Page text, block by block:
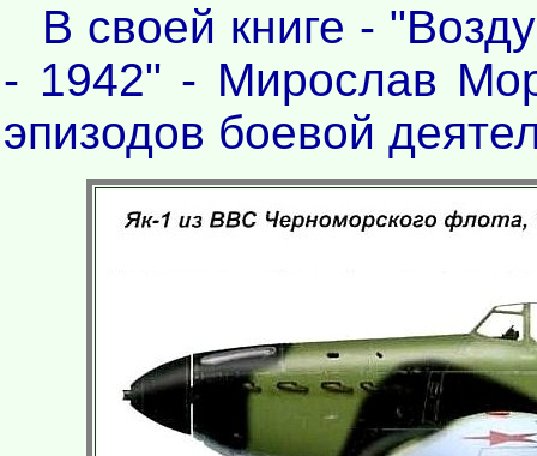
В своей книге -
- 1942" - Мирослав
эпизодов боевой